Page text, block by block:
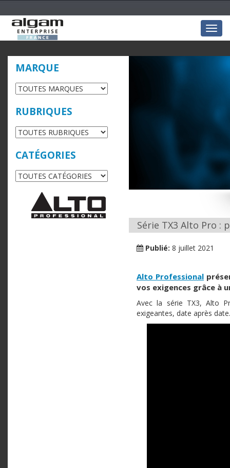
MARQUE
RUBRIQUES
CATÉGORIES
Série TX3 Alto Pro :
Publié: 8 juillet 2021
Alto Professional
vos exigences grâce à
Avec la série TX3, Alto
exigeantes, date après